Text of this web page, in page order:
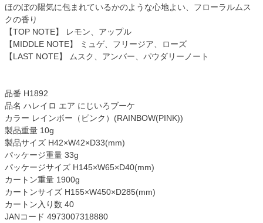
ほのぼの陽気に包まれているかのような心地よい、フローラルムス
クの香り
【TOP NOTE】 レモン、アップル
【MIDDLE NOTE】 ミュゲ、フリージア、ローズ
【LAST NOTE】 ムスク、アンバー、パウダリーノート
品番 H1892
品名 ハレイロ エア にじいろブーケ
カラー レインボー（ピンク）(RAINBOW(PINK))
製品重量 10g
製品サイズ H42×W42×D33(mm)
パッケージ重量 33g
パッケージサイズ H145×W65×D40(mm)
カートン重量 1900g
カートンサイズ H155×W450×D285(mm)
カートン入り数 40
JANコード 4973007318880